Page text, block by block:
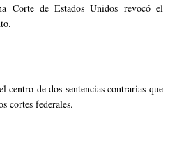
Corte de Estados Unidos revocó el
de dos sentencias contrarias que
cortes federales.